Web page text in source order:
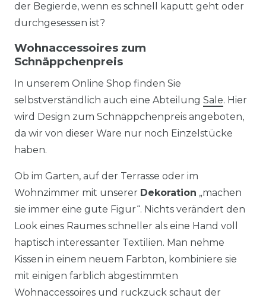
der Begierde, wenn es schnell kaputt geht oder
durchgesessen ist?
Wohnaccessoires zum
Schnäppchenpreis
In unserem Online Shop finden Sie
selbstverständlich auch eine Abteilung Sale. Hier
wird Design zum Schnäppchenpreis angeboten,
da wir von dieser Ware nur noch Einzelstücke
haben.
Ob im Garten, auf der Terrasse oder im
Wohnzimmer mit unserer Dekoration „machen
sie immer eine gute Figur“. Nichts verändert den
Look eines Raumes schneller als eine Hand voll
haptisch interessanter Textilien. Man nehme
Kissen in einem neuem Farbton, kombiniere sie
mit einigen farblich abgestimmten
Wohnaccessoires und ruckzuck schaut der